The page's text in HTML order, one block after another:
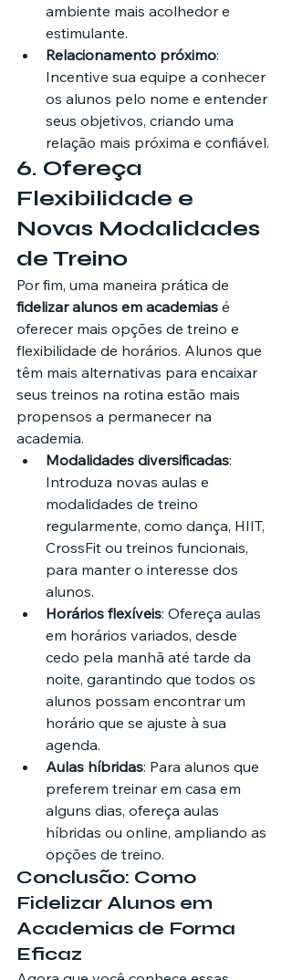
ambiente mais acolhedor e
estimulante.
Relacionamento próximo:
Incentive sua equipe a conhecer
os alunos pelo nome e entender
seus objetivos, criando uma
relação mais próxima e confiável.
6. Ofereça
Flexibilidade e
Novas Modalidades
de Treino
Por fim, uma maneira prática de
fidelizar alunos em academias é
oferecer mais opções de treino e
flexibilidade de horários. Alunos que
têm mais alternativas para encaixar
seus treinos na rotina estão mais
propensos a permanecer na
academia.
Modalidades diversificadas:
Introduza novas aulas e
modalidades de treino
regularmente, como dança, HIIT,
CrossFit ou treinos funcionais,
para manter o interesse dos
alunos.
Horários flexíveis: Ofereça aulas
em horários variados, desde
cedo pela manhã até tarde da
noite, garantindo que todos os
alunos possam encontrar um
horário que se ajuste à sua
agenda.
Aulas híbridas: Para alunos que
preferem treinar em casa em
alguns dias, ofereça aulas
híbridas ou online, ampliando as
opções de treino.
Conclusão: Como
Fidelizar Alunos em
Academias de Forma
Eficaz